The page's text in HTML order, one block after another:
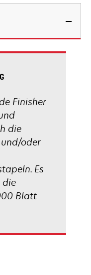
Finisher
die
oder
Es
die
Blatt